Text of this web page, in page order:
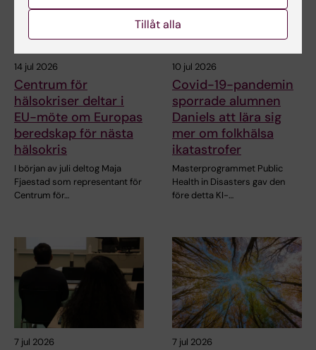
14 jul 2026
Centrum för
hälsokriser deltar i
EU-möte om Europas
beredskap för nästa
hälsokris
I början av juli deltog Maja
Fjaestad som representant för
Centrum för…
10 jul 2026
Covid-19-pandemin
sporrade alumnen
Daniels att lära sig
mer om folkhälsa
ikatastrofer
Masterprogrammet Public
Health in Disasters gav den
före detta KI-…
7 jul 2026 7 jul 2026
Tillåt alla